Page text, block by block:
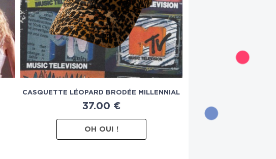
CASQUETTE LÉOPARD BRODÉE MILLENNIAL
37.00 €
OH OUI !